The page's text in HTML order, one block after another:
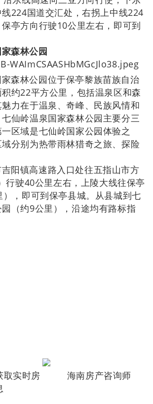
224国道交汇处，右拐上中线224
亭方向行驶10公里左右，即可到
森林公园
森林公园位于保亭黎族苗族自治
约22平方公里，包括温泉区和森
力在于温泉、奇峰、民族风情和
仙岭温泉国家森林公园主要分三
区域是七仙岭国家公园体验之
分别为热带雨林猎奇之旅、探险
阳镇高速路入口处往五指山市方
行驶40公里左右，上陵大线往保亭
，即可到保亭县城。从县城到七
（约9公里），沿途均有路标指
取实时房
海南房产咨询师